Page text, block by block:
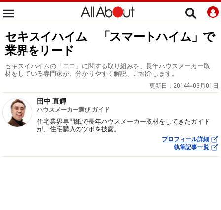
セキスイハイム 「スマートハイム」で
業界をリード
セキスイハイムの「エコ」に関する取り組みを、長年ハウスメーカー取
材をしている専門家が、分かりやすく解説、ご紹介します。
更新日： 2014年03月01日
田中 直輝
ハウスメーカー選び ガイド
住宅業界専門紙で長年ハウスメーカー取材をしてきたガイド
が、住宅購入のツボを披露。
プロフィール詳細
執筆記事一覧